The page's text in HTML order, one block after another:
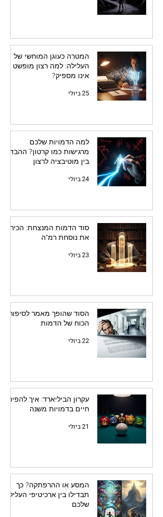
המטרה כעוגן המוחשי של
העלילה: למה רצון מופשט
אינו מספיק?
25 ביולי
למה הדמויות שלכם
מרגישות כמו קרטון? ההבדל
בין מוטיבציה לרצון
24 ביולי
סוד הדמות המנצחת: הכירו
את נוסחת רמ"ה
23 ביולי
הסוד שהופך מאמר לסיפור:
הכוח של הדמות
22 ביולי
עקרון הביליארד: איך להפיח
חיים בדמויות משנה
21 ביולי
המסע או ההרפתקה? כך
תבדילו בין ארכיטיפי העלילה
שלכם